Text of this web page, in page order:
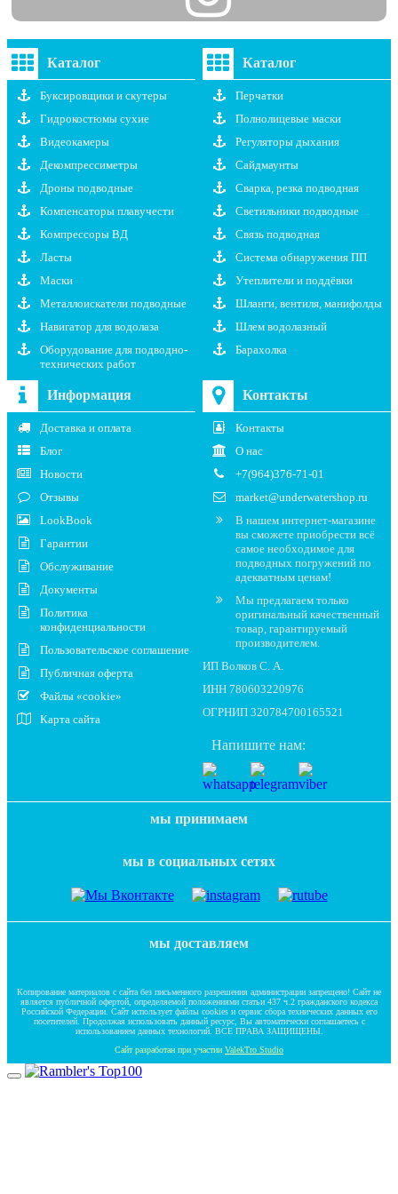
Каталог
Буксировщики и скутеры
Гидрокостюмы сухие
Видеокамеры
Декомпрессиметры
Дроны подводные
Компенсаторы плавучести
Компрессоры ВД
Ласты
Маски
Металлоискатели подводные
Навигатор для водолаза
Оборудование для подводно-
технических работ
Каталог
Перчатки
Полнолицевые маски
Регуляторы дыхания
Сайдмаунты
Сварка, резка подводная
Светильники подводные
Связь подводная
Система обнаружения ПП
Утеплители и поддёвки
Шланги, вентиля, манифолды
Шлем водолазный
Барахолка
Информация
Доставка и оплата
Блог
Новости
Отзывы
LookBook
Гарантии
Обслуживание
Документы
Политика
конфиденциальности
Пользовательское соглашение
Публичная оферта
Файлы «cookie»
Карта сайта
Контакты
Контакты
О нас
+7(964)376-71-01
market@underwatershop.ru
В нашем интернет-магазине
вы сможете приобрести всё
самое необходимое для
подводных погружений по
адекватным ценам!
Мы предлагаем только
оригинальный качественный
товар, гарантируемый
производителем.
ИП Волков С. А.
ИНН 780603220976
ОГРНИП 320784700165521
Напишите нам:
мы принимаем
мы в социальных сетях
мы доставляем
Копирование материалов с сайта без письменного разрешения администрации запрещено! Сайт не
является публичной офертой, определяемой положениями статьи 437 ч.2 гражданского кодекса
Российской Федерации. Сайт использует файлы cookies и сервис сбора технических данных его
посетителей. Продолжая использовать данный ресурс, Вы автоматически соглашаетесь с
использованием данных технологий. ВСЕ ПРАВА ЗАЩИЩЕНЫ.
Сайт разработан при участии ValekTro Studio